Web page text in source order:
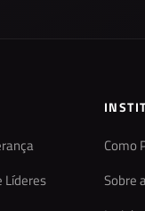
Líderes
Como
Sobre